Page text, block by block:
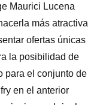
Maurici Lucena
más atractiva
ofertas únicas
la posibilidad de
para el conjunto de
en el anterior